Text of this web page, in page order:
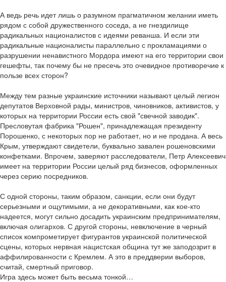
А ведь речь идет лишь о разумном прагматичном желании иметь
рядом с собой дружественного соседа, а не гнездилище
радикальных националистов с идеями реванша. И если эти
радикальные националисты параллельно с прокламациями о
разрушении ненавистного Мордора имеют на его территории свои
гешефты, так почему бы не пресечь это очевидное противоречие к
пользе всех сторон?
Между тем разные украинские источники называют целый легион
депутатов Верховной рады, министров, чиновников, активистов, у
которых на территории России есть свой "свечной заводик".
Пресловутая фабрика "Рошен", принадлежащая президенту
Порошенко, с некоторых пор не работает, но и не продана. А весь
Крым, утверждают свидетели, буквально завален рошеновскими
конфетками. Впрочем, заверяют расследователи, Петр Алексеевич
имеет на территории России целый ряд бизнесов, оформленных
через серию посредников.
С одной стороны, таким образом, санкции, если они будут
серьезными и ощутимыми, а не декоративными, как кое-кто
надеется, могут сильно досадить украинским предпринимателям,
включая олигархов. С другой стороны, невключение в черный
список компрометирует фигурантов украинской политической
сцены, которых нервная нацистская община тут же заподозрит в
аффилированности с Кремлем. А это в преддверии выборов,
считай, смертный приговор.
Игра здесь может быть весьма тонкой…